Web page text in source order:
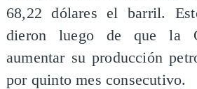
68,22 dólares el barril.
dieron luego de que la
aumentar su producción
por quinto mes consecutivo.